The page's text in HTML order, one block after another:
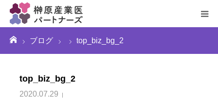
ム ブログ top_biz_bg_2
top_biz_bg_2
2020.07.29
お問い合わせ